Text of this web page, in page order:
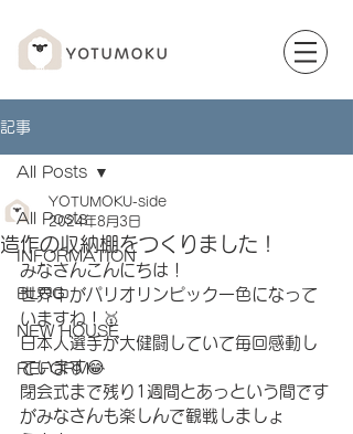
記事
All Posts
INFORMATION
BLOG
NEW HOUSE
REFORM
All Posts
造作の収納棚をつくりました！
YOTUMOKU-side
2024年8月3日
みなさんこんにちは！
世界中がパリオリンピック一色になって
いますね！🥇
日本人選手が大健闘していて毎回感動し
ています😂
閉会式まで残り1週間とあっという間です
がみなさんも楽しんで観戦しましょ